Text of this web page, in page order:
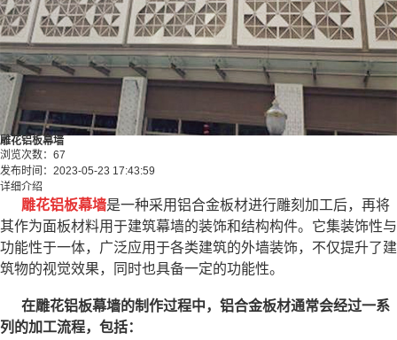
雕花铝板幕墙
浏览次数： 67
发布时间： 2023-05-23 17:43:59
详细介绍
雕花铝板幕墙是一种采用铝合金板材进行雕刻加工后，再将
其作为面板材料用于建筑幕墙的装饰和结构构件。它集装饰性与
功能性于一体，广泛应用于各类建筑的外墙装饰，不仅提升了建
筑物的视觉效果，同时也具备一定的功能性。
在雕花铝板幕墙的制作过程中，铝合金板材通常会经过一系
列的加工流程，包括：